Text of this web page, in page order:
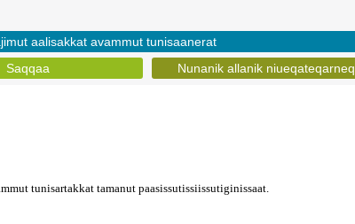
Saqqaa Nunanik allanik niueqateqarneq
aalisakkat avammut tunisaanerat